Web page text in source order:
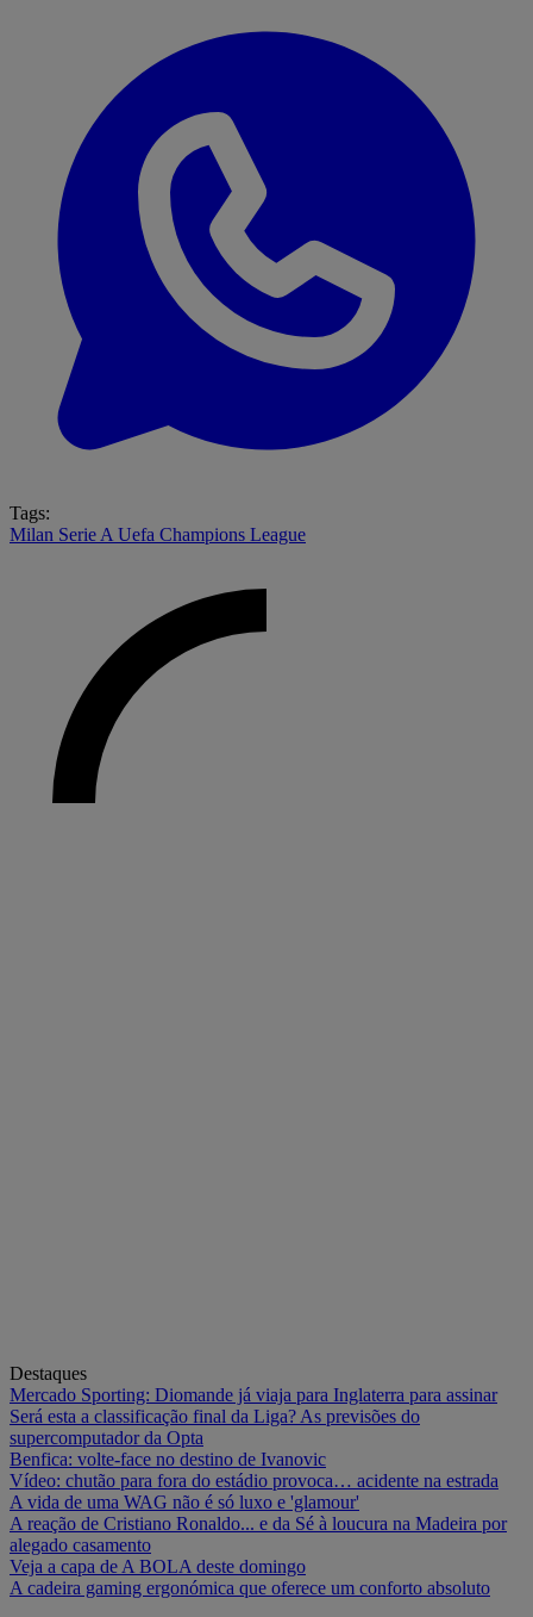
Tags:
Milan Serie A Uefa Champions League
Destaques
Mercado Sporting: Diomande já viaja para Inglaterra para assinar
Será esta a classificação final da Liga? As previsões do
supercomputador da Opta
Benfica: volte-face no destino de Ivanovic
Vídeo: chutão para fora do estádio provoca… acidente na estrada
A vida de uma WAG não é só luxo e 'glamour'
A reação de Cristiano Ronaldo... e da Sé à loucura na Madeira por
alegado casamento
Veja a capa de A BOLA deste domingo
A cadeira gaming ergonómica que oferece um conforto absoluto